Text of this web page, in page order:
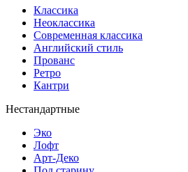
Классика
Неоклассика
Современная классика
Английский стиль
Прованс
Ретро
Кантри
Нестандартные
Эко
Лофт
Арт-Деко